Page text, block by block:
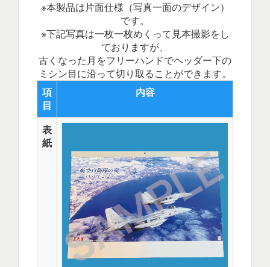
※本製品は片面仕様（写真一面のデザイン）
です。
※下記写真は一枚一枚めくって見本撮影をし
ておりますが、
古くなった月をフリーハンドでヘッダー下の
ミシン目に沿って切り取ることができます。
項
目
内容
表
紙